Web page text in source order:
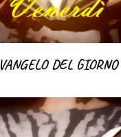
VANGELO DEL GIORNO